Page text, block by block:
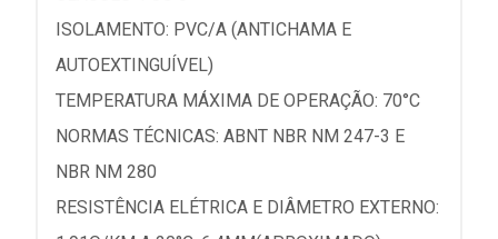
ISOLAMENTO: PVC/A (ANTICHAMA E
AUTOEXTINGUÍVEL)
TEMPERATURA MÁXIMA DE OPERAÇÃO: 70°C
NORMAS TÉCNICAS: ABNT NBR NM 247-3 E
NBR NM 280
RESISTÊNCIA ELÉTRICA E DIÂMETRO EXTERNO: